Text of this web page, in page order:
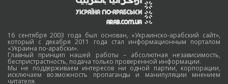
16 сентября 2003 года был основан, «Украинско-арабский сайт»,
который с декабря 2011 года стал информационным порталом
«Украина по-арабски».
Главный принцип нашей работы – абсолютная независимость,
беспристрастность, подача только проверенной информации.
Мы не поддерживаем интересов ни одной партии, корпорации,
исключаем возможность пропаганды и манипуляции мнением
читателя.